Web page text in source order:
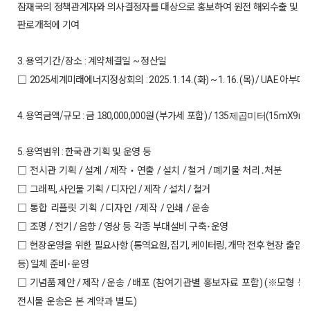
잠재국의 정책관계자와 의사결정자를 대상으로 홍보하여 원전 해외수출 및
판로개척에 기여
3. 용역기간/장소 : 계약체결일 ~정산일
□ 2025세계미래에너지정상회의 : 2025. 1. 14. (화) ~ 1. 16. (목) / UAE아부다
4. 용역금액/규모:금 180,000,000원(부가세 포함) / 135제곱미터(15mX9m)
5. 용역범위 :한국관 기획 및 운영 등
□ 전시관 기획/설계 /제작‧연출 /설치 /철거 /폐기물 처리․처분
□ 그래픽,사인물 기획 /디자인/제작 /설치/철거
□ 통합 리플릿 기획 /디자인 /제작 /인쇄/운송
□ 조명 /전기/음향/영상 등 각종 부대설비 구축･운영
□ 현장운영을 위한 필요사항(통역요원,집기,케이터링,개막 전후 현장 출입
등) 일체 준비･운영
□ 기념품 제안/제작 /운송 /배포(참여기관별 홍보자료 포함) (※모형 등
전시물 운송은 본 계약과 별도)